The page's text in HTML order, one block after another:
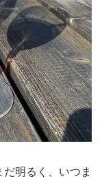
明るく、いつま